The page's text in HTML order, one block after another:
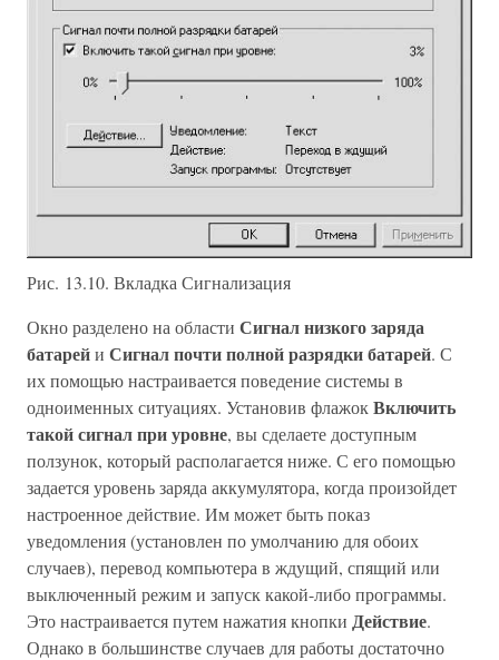
Рис. 13.10. Вкладка Сигнализация
Окно разделено на области Сигнал низкого заряда
батарейи Сигнал почти полной разрядки батарей. С
их помощью настраивается поведение системы в
одноименных ситуациях. Установив флажокВключить
такой сигнал при уровне, вы сделаете доступным
ползунок, который располагается ниже. С его помощью
задается уровень заряда аккумулятора, когда произойдет
настроенное действие. Им может быть показ
уведомления (установлен по умолчанию для обоих
случаев), перевод компьютера в ждущий, спящий или
выключенный режим и запуск какой-либо программы.
Это настраивается путем нажатия кнопки Действие.
Однако в большинстве случаев для работы достаточно